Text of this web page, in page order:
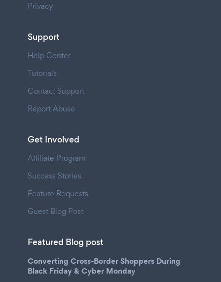
Privacy
Support
Help Center
Tutorials
Contact Support
Report Abuse
Get Involved
Affiliate Program
Success Stories
Feature Requests
Guest Blog Post
Featured Blog post
Converting Cross-Border Shoppers During
Black Friday & Cyber Monday